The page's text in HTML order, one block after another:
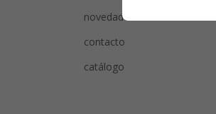
novedades
contacto
catálogo